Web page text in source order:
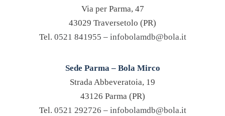
Via per Parma, 47
43029 Traversetolo (PR)
Tel. 0521 841955 – infobolamdb@bola.it
Sede Parma – Bola Mirco
Strada Abbeveratoia, 19
43126 Parma (PR)
Tel. 0521 292726 – infobolamdb@bola.it